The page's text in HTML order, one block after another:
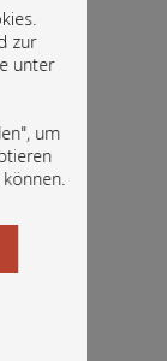
zur
unter
um